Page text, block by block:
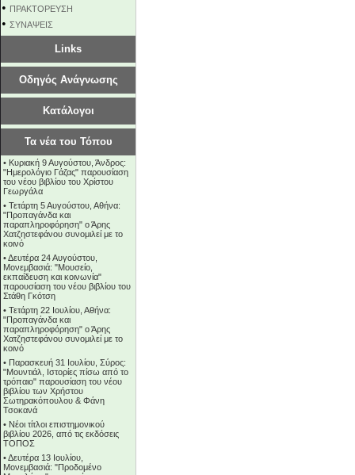
• ΠΡΑΚΤΟΡΕΥΣΗ
• ΣΥΝΑΨΕΙΣ
Links
Οδηγός Ανάγνωσης
Κατάλογοι
Τα νέα του Τόπου
• Κυριακή 9 Αυγούστου, Άνδρος:
"Ημερολόγιο Γάζας" παρουσίαση
του νέου βιβλίου του Χρίστου
Γεωργάλα
• Τετάρτη 5 Αυγούστου, Αθήνα:
"Προπαγάνδα και
παραπληροφόρηση" ο Άρης
Χατζηστεφάνου συνομιλεί με το
κοινό
•Δευτέρα 24 Αυγούστου,
Μονεμβασιά: "Μουσείο,
εκπαίδευση και κοινωνία"
παρουσίαση του νέου βιβλίου του
Στάθη Γκότση
• Τετάρτη 22 Ιουλίου, Αθήνα:
"Προπαγάνδα και
παραπληροφόρηση" ο Άρης
Χατζηστεφάνου συνομιλεί με το
κοινό
• Παρασκευή 31 Ιουλίου, Σύρος:
"Μουντιάλ, Ιστορίες πίσω από το
τρόπαιο" παρουσίαση του νέου
βιβλίου των Χρήστου
Σωτηρακόπουλου & Φάνη
Τσοκανά
• Νέοι τίτλοι επιστημονικού
βιβλίου 2026, από τις εκδόσεις
ΤΟΠΟΣ
•Δευτέρα 13 Ιουλίου,
Μονεμβασιά: "Προδομένο